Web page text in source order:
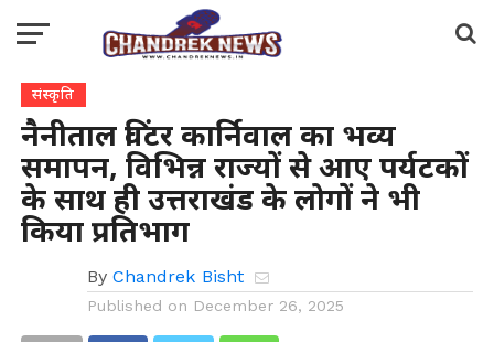
संस्कृति
नैनीताल विंटर कार्निवाल का भव्य
समापन, विभिन्न राज्यों से आए पर्यटकों
के साथ ही उत्तराखंड के लोगों ने भी
किया प्रतिभाग
By Chandrek Bisht
Published on December 26, 2025